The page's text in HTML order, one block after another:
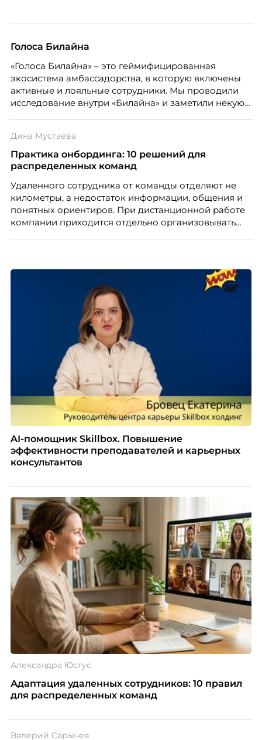
Голоса Билайна
«Голоса Билайна» – это геймифицированная
экосистема амбассадорства, в которую включены
активные и лояльные сотрудники. Мы проводили
исследование внутри «Билайна» и заметили некую
благодарности и публичного признания.
Дина Мустаева
Практика онбординга: 10 решений для
распределенных команд
Удаленного сотрудника от команды отделяют не
километры, а недостаток информации, общения и
понятных ориентиров. При дистанционной работе
компании приходится отдельно организовывать
рассказывает, как выстроить адаптацию
распределенной команды без лишнего контроля и
бесконечных созвонов.
AI-помощник Skillbox. Повышение
эффективности преподавателей и карьерных
консультантов
Александра Юстус
Адаптация удаленных сотрудников: 10 правил
для распределенных команд
Валерий Сарычев